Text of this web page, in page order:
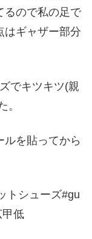
るので私の足で
ギャザー部分
でキツキツ(親
。
ルを貼ってから
トシューズ#gu
甲低